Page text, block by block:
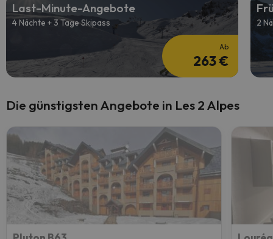
Last-Minute-Angebote
4 Nächte + 3 Tage Skipass
Ab
263 €
2
Die günstigsten Angebote in Les 2 Alpes